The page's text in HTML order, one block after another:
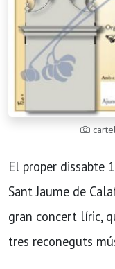
El proper dissabte
Sant Jaume de
gran concert líric,
tres reconeguts